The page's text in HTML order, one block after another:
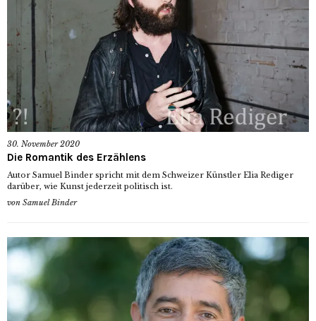
30. November 2020
Die Romantik des Erzählens
Autor Samuel Binder spricht mit dem Schweizer Künstler Elia Rediger
darüber, wie Kunst jederzeit politisch ist.
von Samuel Binder